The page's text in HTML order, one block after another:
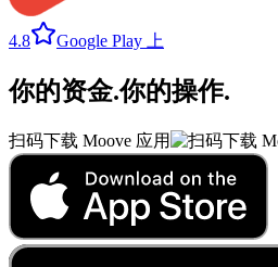
4.8 Google Play 上
你的资金.你的操作.
扫码下载 Moove 应用